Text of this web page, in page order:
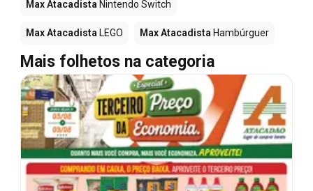
Max Atacadista Nintendo Switch
Max Atacadista LEGO Max Atacadista Hambúrguer
Mais folhetos na categoria